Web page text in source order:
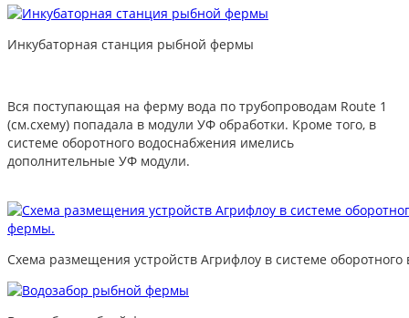
Инкубаторная станция рыбной фермы
Вся поступающая на ферму вода по трубопроводам Route 1
(см.схему) попадала в модули УФ обработки. Кроме того, в
системе оборотного водоснабжения имелись
дополнительные УФ модули.
Схема размещения устройств Агрифлоу в системе